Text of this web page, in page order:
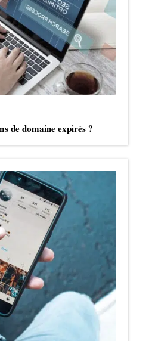
de domaine expirés ?